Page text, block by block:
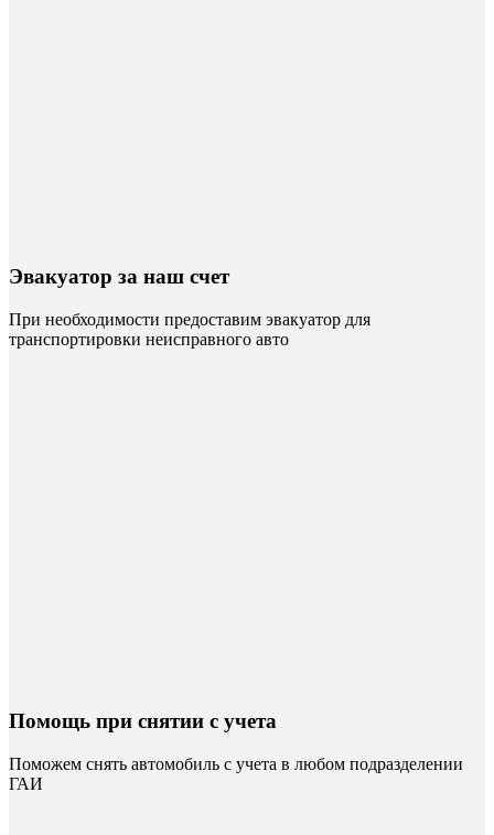
Эвакуатор за наш счет
При необходимости предоставим эвакуатор для
транспортировки неисправного авто
Помощь при снятии с учета
Поможем снять автомобиль с учета в любом подразделении
ГАИ